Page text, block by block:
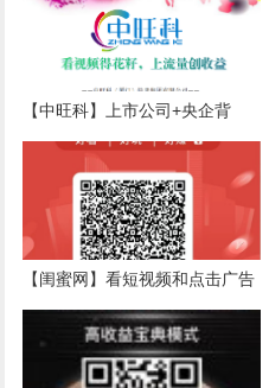
【中旺科】上市公司+央企背
景，本月30号前注册新会员
100%广告分红福利
【闺蜜网】看短视频和点击广告
每天能挣20-100元不等！